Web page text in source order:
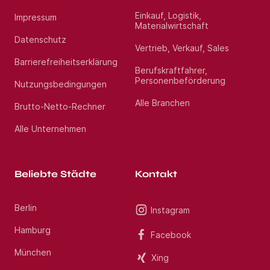
Kardiologie (m/w/d) im Raum Leipzig.
Standort: Leipzig
Impressum
Datenschutz
Barrierefreiheitserklärung
Nutzungsbedingungen
Brutto-Netto-Rechner
Alle Unternehmen
Einkauf, Logistik,
Materialwirtschaft
Vertrieb, Verkauf, Sales
Berufskraftfahrer,
Personenbeförderung
Alle Branchen
Beliebte Städte
Berlin
Hamburg
München
Kontakt
Instagram
Facebook
Xing